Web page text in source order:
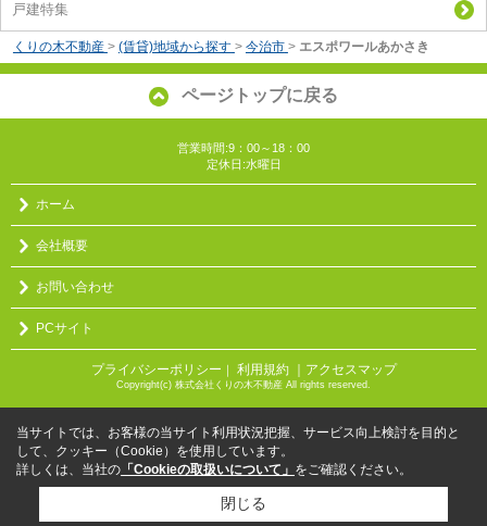
戸建特集
くりの木不動産 > (賃貸)地域から探す > 今治市 > エスポワールあかさき
ページトップに戻る
営業時間:9：00～18：00
定休日:水曜日
ホーム
会社概要
お問い合わせ
PCサイト
プライバシーポリシー 利用規約 ｜アクセスマップ
Copyright(c) 株式会社くりの木不動産 All rights reserved.
当サイトでは、お客様の当サイト利用状況把握、サービス向上検討を目的と
して、クッキー（Cookie）を使用しています。
詳しくは、当社の 「Cookieの取扱いについて」 をご確認ください。
閉じる